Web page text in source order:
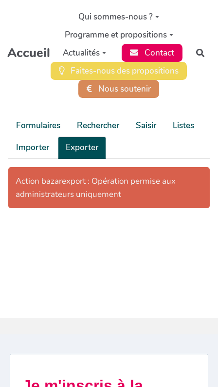
Aller au contenu principal
Accueil
Qui sommes-nous ?
Programme et propositions
Actualités
Contact
Faites-nous des propositions
Nous soutenir
Formulaires Rechercher Saisir
Listes
Importer
Exporter
Action bazarexport : Opération permise aux
administrateurs uniquement